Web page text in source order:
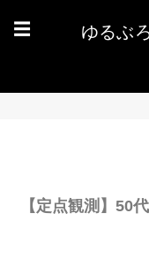
☰
ゆるぶ
【定点観測】50